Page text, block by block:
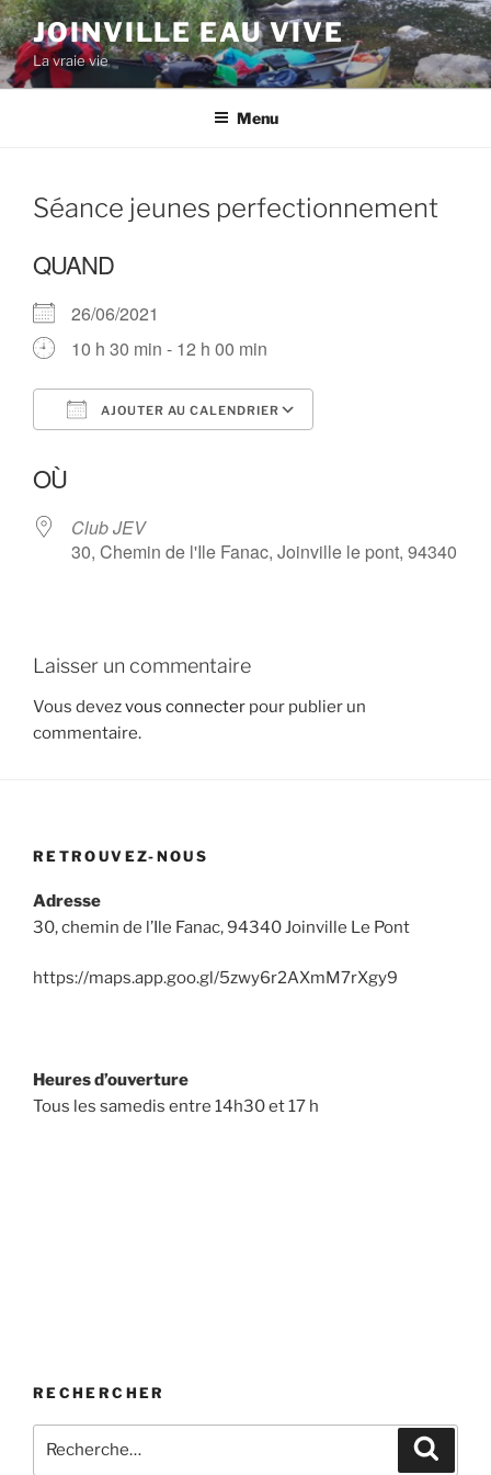
Aller
au
contenu
principal
JOINVILLE EAU VIVE
La vraie vie
Menu
Séance jeunes perfectionnement
QUAND
26/06/2021
10 h 30 min - 12 h 00 min
AJOUTER AU CALENDRIER
OÙ
Club JEV
30, Chemin de l'Ile Fanac, Joinville le pont, 94340
Laisser un commentaire
Vous devezvous connecter pour publier un
commentaire.
RETROUVEZ-NOUS
Adresse
30, chemin de l’Ile Fanac, 94340 Joinville Le Pont
https://maps.app.goo.gl/5zwy6r2AXmM7rXgy9
Heures d’ouverture
Tous les samedis entre 14h30 et 17 h
RECHERCHER
pour